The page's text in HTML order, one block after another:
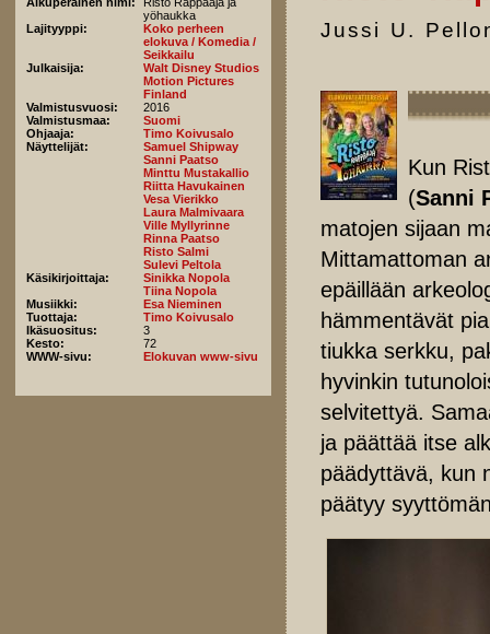
yöhaukka
Lajityyppi:
Koko perheen
elokuva / Komedia /
Seikkailu
Julkaisija:
Walt Disney Studios
Motion Pictures
Finland
Valmistusvuosi:
2016
Valmistusmaa:
Suomi
Ohjaaja:
Timo Koivusalo
Näyttelijät:
Samuel Shipway
Sanni Paatso
Minttu Mustakallio
Riitta Havukainen
Vesa Vierikko
Laura Malmivaara
Ville Myllyrinne
Rinna Paatso
Risto Salmi
Sulevi Peltola
Käsikirjoittaja:
Sinikka Nopola
Tiina Nopola
Musiikki:
Esa Nieminen
Tuottaja:
Timo Koivusalo
Ikäsuositus:
3
Kesto:
72
WWW-sivu:
Elokuvan www-sivu
Jussi U.
Kun
(Sanni
matojen sijaan
Mittamattoman
epäillään
hämmentävät
tiukka serkku,
hyvinkin
selvitettyä.
ja päättää itse
päädyttävä, kun
päätyy